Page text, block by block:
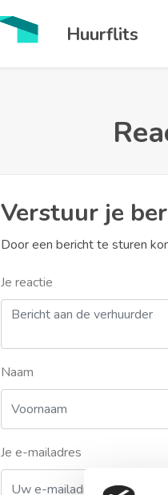
Huurflits
Verstuur je
Door een bericht te sturen
Je reactie
Naam
Je e-mailadres